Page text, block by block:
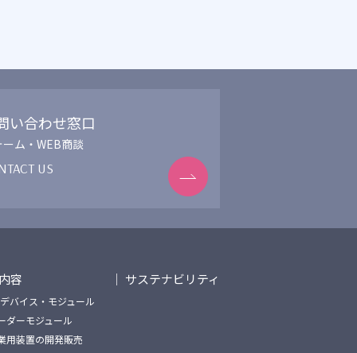
い合わせ窓口
ム・WEB商談
US
容
バイス・モジュール
ダーモジュール
用装置の開発販売
サステナビリティ